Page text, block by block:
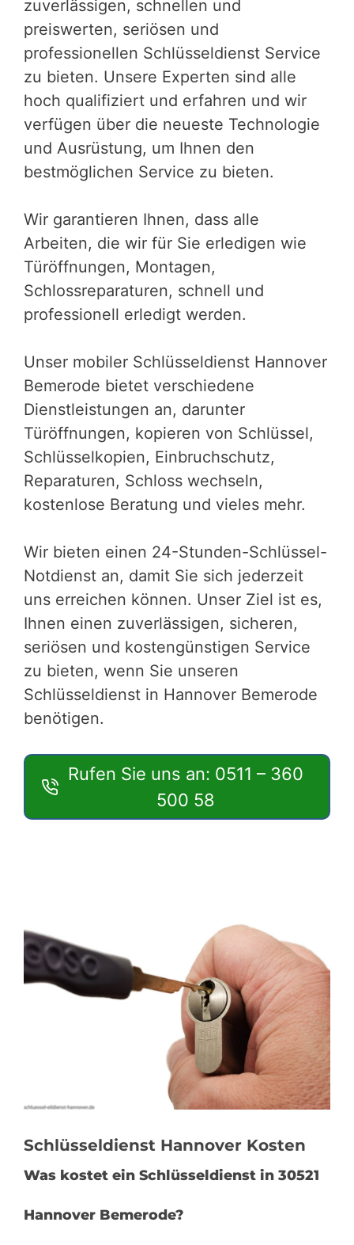
zuverlässigen, schnellen und
preiswerten, seriösen und
professionellen Schlüsseldienst Service
zu bieten. Unsere Experten sind alle
hoch qualifiziert und erfahren und wir
verfügen über die neueste Technologie
und Ausrüstung, um Ihnen den
bestmöglichen Service zu bieten.
Wir garantieren Ihnen, dass alle
Arbeiten, die wir für Sie erledigen wie
Türöffnungen, Montagen,
Schlossreparaturen, schnell und
professionell erledigt werden.
Unser mobiler Schlüsseldienst Hannover
Bemerode bietet verschiedene
Dienstleistungen an, darunter
Türöffnungen, kopieren von Schlüssel,
Schlüsselkopien, Einbruchschutz,
Reparaturen, Schloss wechseln,
kostenlose Beratung und vieles mehr.
Wir bieten einen 24-Stunden-Schlüssel-
Notdienst an, damit Sie sich jederzeit
uns erreichen können. Unser Ziel ist es,
Ihnen einen zuverlässigen, sicheren,
seriösen und kostengünstigen Service
zu bieten, wenn Sie unseren
Schlüsseldienst in Hannover Bemerode
benötigen.
Rufen Sie uns an: 0511 – 360
500 58
Schlüsseldienst Hannover Kosten
Was kostet ein Schlüsseldienst in 30521
Hannover Bemerode?